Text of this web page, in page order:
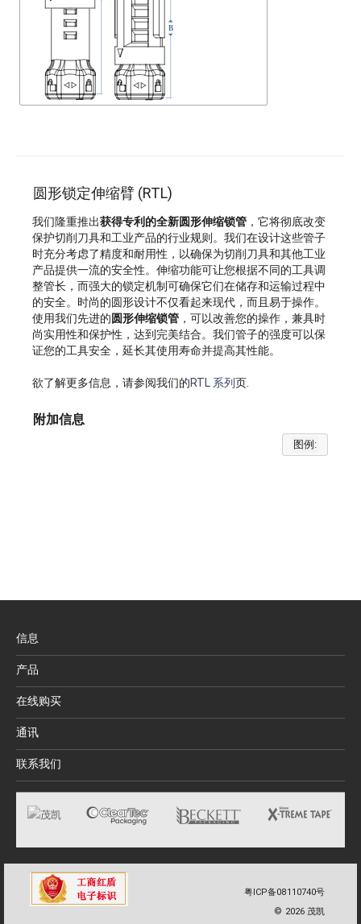
圆形锁定伸缩臂 (RTL)
我们隆重推出获得专利的全新圆形伸缩锁管 ，它将彻底改变
保护切削刀具和工业产品的行业规则。我们在设计这些管子
时充分考虑了精度和耐用性，以确保为切削刀具和其他工业
产品提供一流的安全性。伸缩功能可让您根据不同的工具调
整管长，而强大的锁定机制可确保它们在储存和运输过程中
的安全。时尚的圆形设计不仅看起来现代，而且易于操作。
使用我们先进的圆形伸缩锁管 ，可以改善您的操作，兼具时
尚实用性和保护性，达到完美结合。我们管子的强度可以保
证您的工具安全，延长其使用寿命并提高其性能。
欲了解更多信息，请参阅我们的RTL 系列页.
附加信息
图例:
信息
产品
在线购买
通讯
联系我们
粤ICP备08110740号
© 2026 茂凯